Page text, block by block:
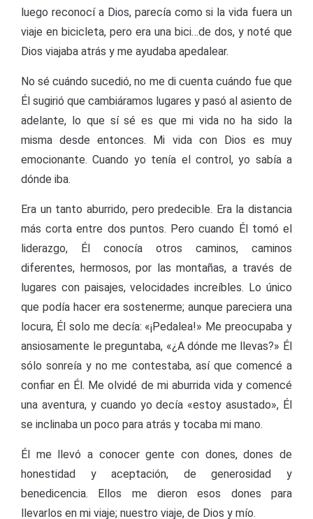
luego reconocí a Dios, parecía como si la vida fuera un
viaje en bicicleta, pero era una bici…de dos, y noté que
Dios viajaba atrás y me ayudaba apedalear.
No sé cuándo sucedió, no me di cuenta cuándo fue que
Él sugirió que cambiáramos lugares y pasó al asiento de
adelante, lo que sí sé es que mi vida no ha sido la
misma desde entonces. Mi vida con Dios es muy
emocionante. Cuando yo tenía el control, yo sabía a
dónde iba.
Era un tanto aburrido, pero predecible. Era la distancia
más corta entre dos puntos. Pero cuando Él tomó el
liderazgo, Él conocía otros caminos, caminos
diferentes, hermosos, por las montañas, a través de
lugares con paisajes, velocidades increíbles. Lo único
que podía hacer era sostenerme; aunque pareciera una
locura, Él solo me decía: «¡Pedalea!» Me preocupaba y
ansiosamente le preguntaba, «¿A dónde me llevas?» Él
sólo sonreía y no me contestaba, así que comencé a
confiar en Él. Me olvidé de mi aburrida vida y comencé
una aventura, y cuando yo decía «estoy asustado», Él
se inclinaba un poco para atrás y tocaba mi mano.
Él me llevó a conocer gente con dones, dones de
honestidad y aceptación, de generosidad y
benedicencia. Ellos me dieron esos dones para
llevarlos en mi viaje; nuestro viaje, de Dios y mío.